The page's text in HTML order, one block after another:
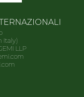
Italy)
LLP